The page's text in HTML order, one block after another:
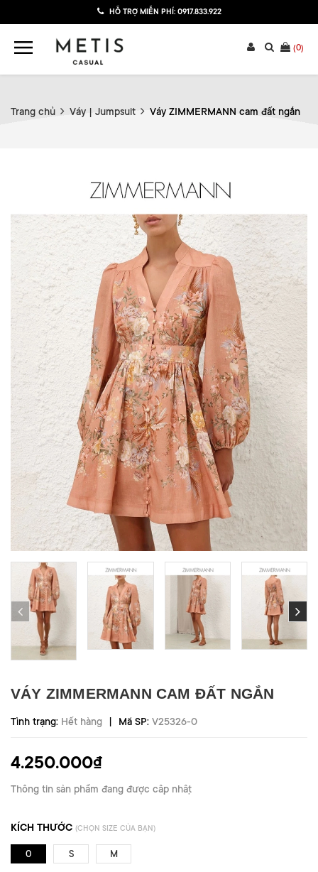
HỖ TRỢ MIỄN PHÍ: 0917.833.922
(0)
Trang chủ Váy | Jumpsuit Váy ZIMMERMANN cam đất ngắn
VÁY ZIMMERMANN CAM ĐẤT NGẮN
Tình trạng: Hết hàng | Mã SP: V25326-0
4.250.000₫
Thông tin sản phẩm đang được cập nhật
KÍCH THƯỚC (CHỌN SIZE CỦA BẠN)
0 S M